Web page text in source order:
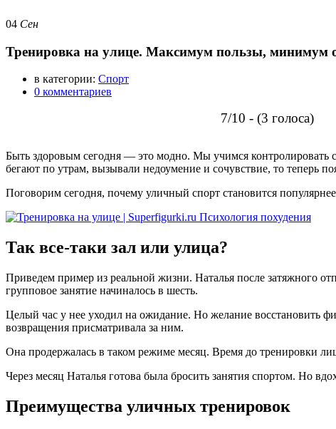
04 Сен
Тренировка на улице. Максимум пользы, минимум
в категории: Спорт
0 комментариев
7/10 - (3 голоса)
Быть здоровым сегодня — это модно. Мы учимся контролировать
бегают по утрам, вызывали недоумение и сочувствие, то теперь
Поговорим сегодня, почему уличный спорт становится
Так все-таки зал или улица?
Приведем пример из реальной жизни. Наталья после затяжного
групповое занятие начиналось в шесть.
Целый час у нее уходил на ожидание. Но желание восстановить
возвращения присматривала за ним.
Она продержалась в таком режиме месяц. Время до тренировки
Через месяц Наталья готова была бросить занятия спортом. Но
Преимущества уличных тренировок